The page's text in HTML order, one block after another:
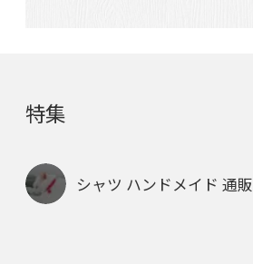
特集
シャツ ハンドメイド 通販